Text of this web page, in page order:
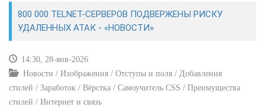
САЙТОСТРОЕНИЕ
РЕМОНТ И СОВЕТЫ
ИНТЕРНЕТ И СВЯЗЬ
800 000 TELNET-СЕРВЕРОВ ПОДВЕРЖЕНЫ РИСКУ
УДАЛЕННЫХ АТАК - «НОВОСТИ»
14:30, 28-янв-2026
Новости / Изображения / Отступы и поля / Добавления
стилей / Заработок / Вёрстка / Самоучитель CSS / Преимущества
стилей / Интернет и связь